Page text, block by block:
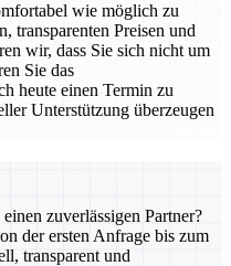
wie möglich zu
transparenten Preisen und
wir, dass Sie sich nicht um
Sie das
heute einen Termin zu
Unterstützung überzeugen
zuverlässigen Partner?
der ersten Anfrage bis zum
transparent und